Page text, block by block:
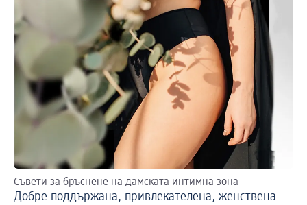
Съвети за бръснене на дамската интимна зона
Добре поддържана, привлекателена, женствена: